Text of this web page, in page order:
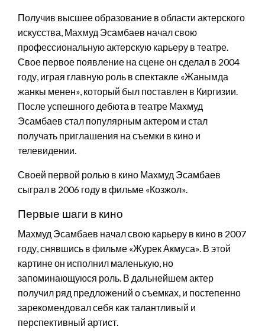
Получив высшее образование в области актерского
искусства, Махмуд Эсамбаев начал свою
профессиональную актерскую карьеру в театре.
Свое первое появление на сцене он сделал в 2004
году, играя главную роль в спектакле «Жанымда
жанкы менен», который был поставлен в Киргизии.
После успешного дебюта в театре Махмуд
Эсамбаев стал популярным актером и стал
получать приглашения на съемки в кино и
телевидении.
Своей первой ролью в кино Махмуд Эсамбаев
сыграл в 2006 году в фильме «Козжол».
Первые шаги в кино
Махмуд Эсамбаев начал свою карьеру в кино в 2007
году, снявшись в фильме «Журек Акмуса». В этой
картине он исполнил маленькую, но
запоминающуюся роль. В дальнейшем актер
получил ряд предложений о съемках, и постепенно
зарекомендовал себя как талантливый и
перспективный артист.